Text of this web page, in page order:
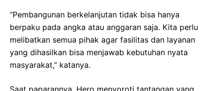
“Pembangunan berkelanjutan tidak bisa hanya
berpaku pada angka atau anggaran saja. Kita perlu
melibatkan semua pihak agar fasilitas dan layanan
yang dihasilkan bisa menjawab kebutuhan nyata
masyarakat,” katanya.